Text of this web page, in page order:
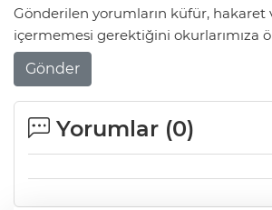
Gönderilen yorumların küfür, hakaret
içermemesi gerektiğini okurlarımıza
Gönder
Yorumlar (0)